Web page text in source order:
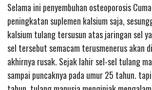
Selama ini penyembuhan osteoporosis
peningkatan suplemen kalsium saja,
kalsium tulang tersusun atas jaringan sel
sel tersebut semacam terusmenerus akan
akhirnya rusak. Sejak lahir sel-sel tulang
sampai puncaknya pada umur 25 tahun.